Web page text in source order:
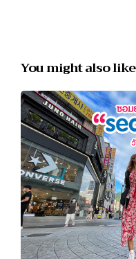
You might also like